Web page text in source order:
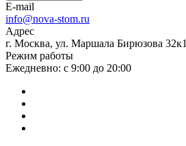
E-mail
info@nova-stom.ru
Адрес
г. Москва, ул. Маршала Бирюзова 32к1
Режим работы
Ежедневно: с 9:00 до 20:00